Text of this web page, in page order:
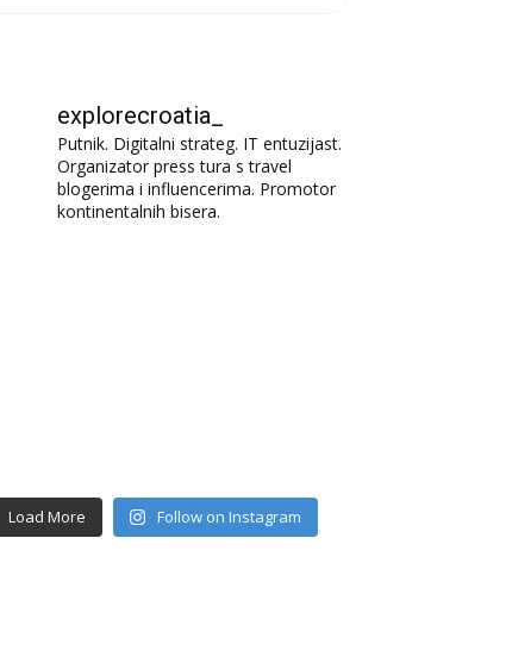
explorecroatia_
Putnik. Digitalni strateg. IT entuzijast.
Organizator press tura s travel
blogerima i influencerima. Promotor
kontinentalnih bisera.
Load More Follow on Instagram